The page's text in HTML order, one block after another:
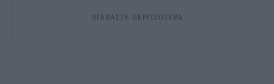
ΔΙΑΒΆΣΤΕ ΠΕΡΙΣΣΌΤΕΡΑ